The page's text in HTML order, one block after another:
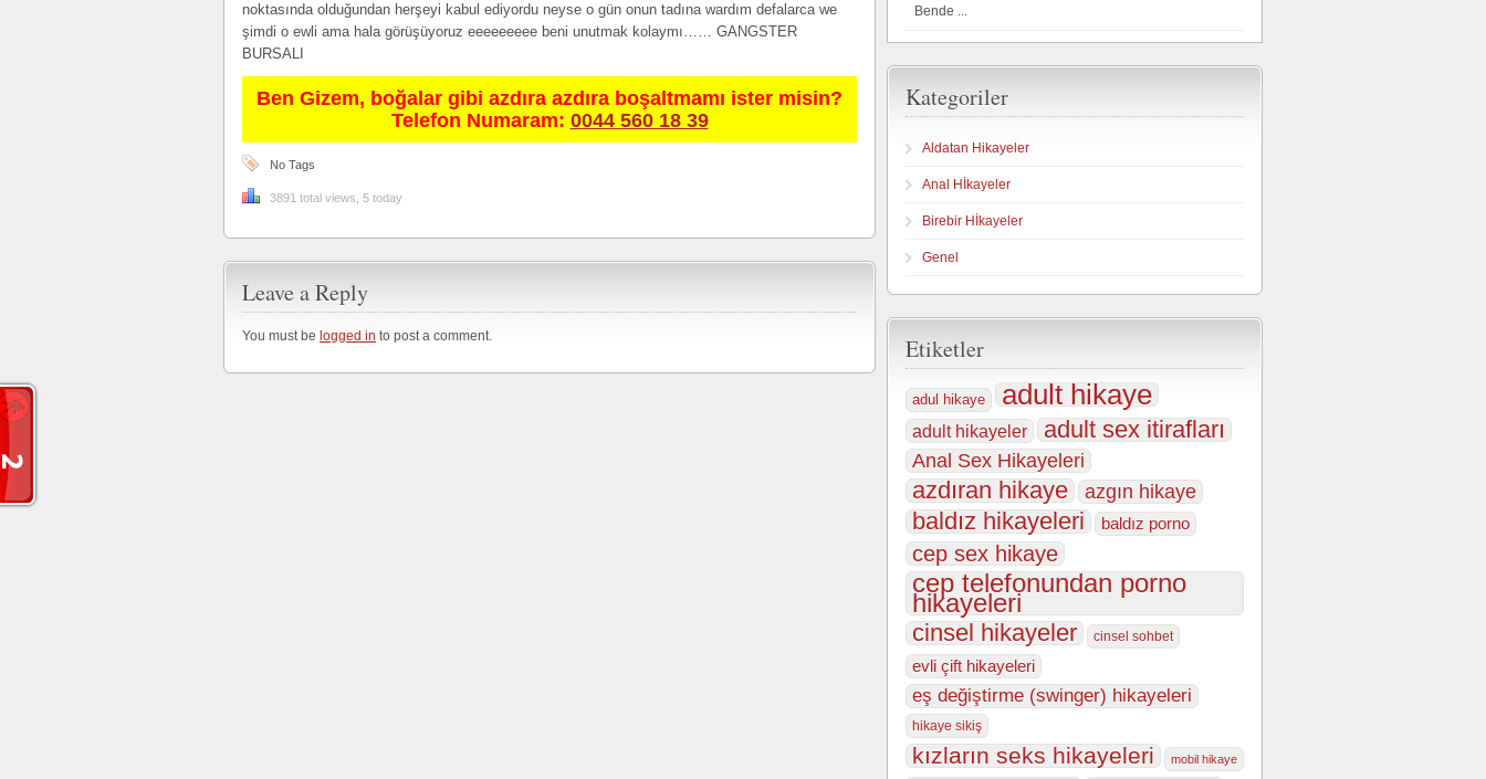
noktasında olduğundan herşeyi kabul ediyordu neyse o gün onun tadına wardım defalarca we
şimdi o ewli ama hala görüşüyoruz eeeeeeeee beni unutmak kolaymı…… GANGSTER
BURSALI
Ben Gizem, boğalar gibi azdıra azdıra boşaltmamı ister misin?
Telefon Numaram: 0044 560 18 39
No Tags
3891 total views, 5 today
Leave a Reply
You must be logged in to post a comment.
Bende ...
Kategoriler
Aldatan Hikayeler
Anal Hİkayeler
Birebir Hİkayeler
Genel
Etiketler
adul hikaye adult hikaye
adult hikayeler adult sex itirafları
Anal Sex Hikayeleri
azdıran hikaye azgın hikaye
baldız hikayeleri baldız porno
cep sex hikaye
cep telefonundan porno
hikayeleri
cinsel hikayeler cinsel sohbet
evli çift hikayeleri
eş değiştirme (swinger) hikayeleri
hikaye sikiş
kızların seks hikayeleri mobil hikaye